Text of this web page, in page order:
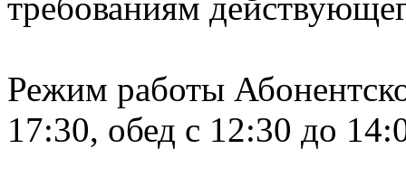
Режим работы
17:30, обед с 12:30 до